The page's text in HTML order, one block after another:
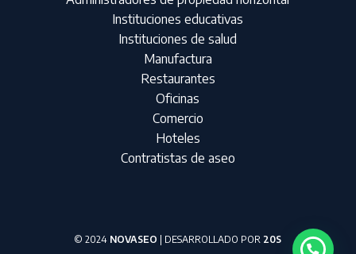
Instituciones educativas
Instituciones de salud
Manufactura
Restaurantes
Oficinas
Comercio
Hoteles
Contratistas de aseo
© 2024 NOVASEO | DESARROLLADO POR 20S